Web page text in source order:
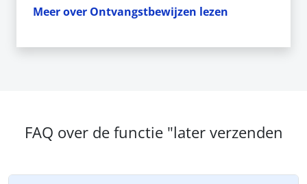
Meer over Ontvangstbewijzen lezen
FAQ over de functie "later verzenden